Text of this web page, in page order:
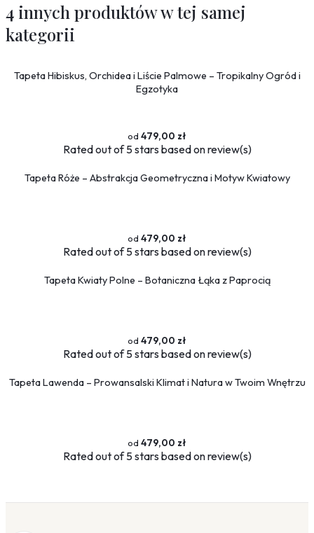
4 innych produktów w tej samej
kategorii
Tapeta Hibiskus, Orchidea i Liście Palmowe – Tropikalny Ogród i
Egzotyka
479,00 zł
Ratedout of 5 stars based onreview(s)
Tapeta Róże – Abstrakcja Geometryczna i Motyw Kwiatowy
479,00 zł
Ratedout of 5 stars based onreview(s)
Tapeta Kwiaty Polne – Botaniczna Łąka z Paprocią
479,00 zł
Ratedout of 5 stars based onreview(s)
Tapeta Lawenda – Prowansalski Klimat i Natura w Twoim Wnętrzu
479,00 zł
Ratedout of 5 stars based onreview(s)